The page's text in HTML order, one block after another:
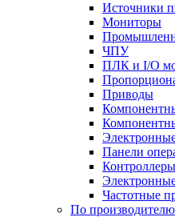
Источники
Мониторы
ЧПУ
ПЛК и I/O
Приводы
Панели
Частотные
По производителю